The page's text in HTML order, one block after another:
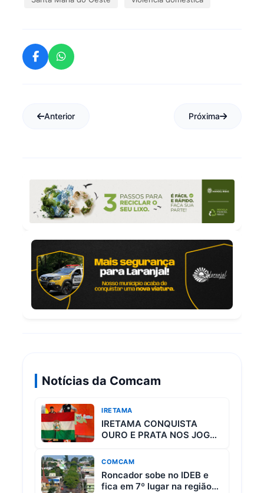
Anterior Próxima
Notícias da Comcam
IRETAMA
IRETAMA CONQUISTA
OURO E PRATA NOS JOGOS
COMCAM
Roncador sobe no IDEB e
fica em 7º lugar na região